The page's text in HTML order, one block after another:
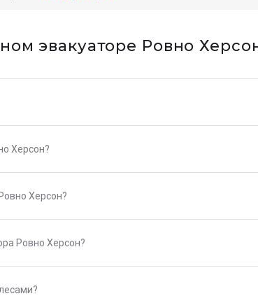
эвакуаторе Ровно
Херсон?
Херсон?
Ровно Херсон?